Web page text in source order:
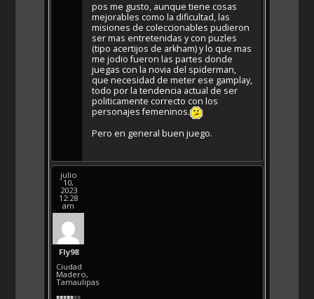
pos me gusto, aunque tiene cosas
mejorables como la dificultad, las
misiones de coleccionables pudieron
ser mas entretenidas y con puzles
(tipo acertijos de arkham) y lo que mas
me jodio fueron las partes donde
juegas con la novia del spiderman,
que necesidad de meter ese gamplay,
todo por la tendencia actual de ser
politicamente correcto con los
personajes femeninos.
Pero en general buen juego.
julio
10,
2023
12:28
am
Fly98
Ciudad
Madero,
Tamaulipas